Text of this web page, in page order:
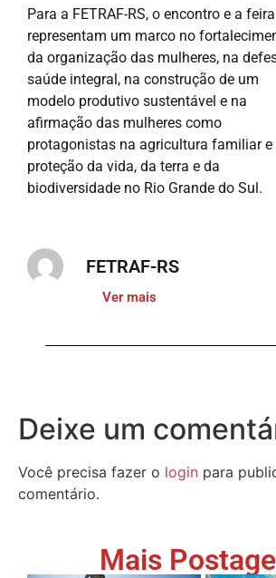
Para a FETRAF-RS, o encontro e a feira
representam um marco no
da organização das mulheres, na
saúde integral, na construção de um
modelo produtivo sustentável e na
afirmação das mulheres como
protagonistas na agricultura familiar e
proteção da vida, da terra e da
biodiversidade no Rio Grande do Sul.
FETRAF-RS
Ver mais
Deixe um
Você precisa fazer o login para
comentário.
Mais